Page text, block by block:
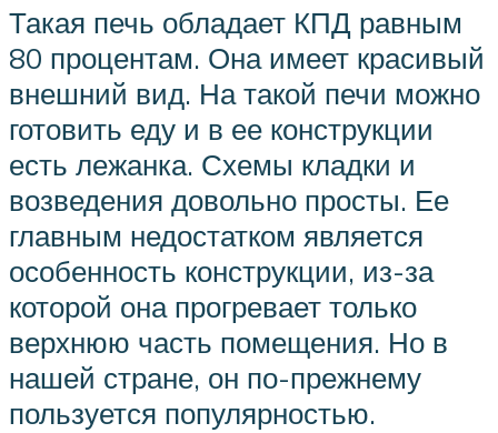
Такая печь обладает КПД равным
80 процентам. Она имеет красивый
внешний вид. На такой печи можно
готовить еду и в ее конструкции
есть лежанка. Схемы кладки и
возведения довольно просты. Ее
главным недостатком является
особенность конструкции, из-за
которой она прогревает только
верхнюю часть помещения. Но в
нашей стране, он по-прежнему
пользуется популярностью.